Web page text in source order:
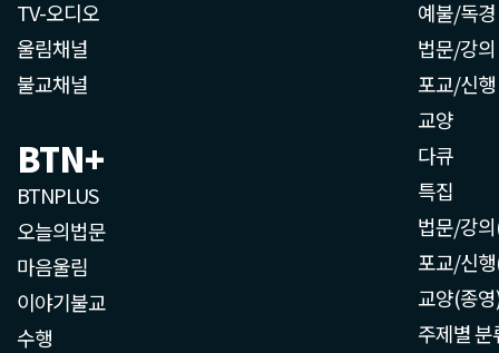
TV-오디오
울림채널
불교채널
BTN+
BTNPLUS
오늘의법문
마음울림
이야기불교
수행
예불/독경
법문/강의
포교/신행
교양
다큐
특집
법문/강
포교/신
교양(종
주제별 분